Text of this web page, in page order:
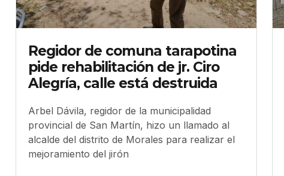
Regidor de comuna tarapotina
pide rehabilitación de jr. Ciro
Alegría, calle está destruida
Arbel Dávila, regidor de la municipalidad
provincial de San Martín, hizo un llamado al
alcalde del distrito de Morales para realizar el
mejoramiento del jirón